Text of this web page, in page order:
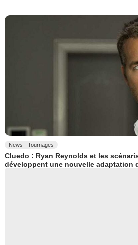
News - Tournages
Cluedo : Ryan Reynolds et les
développent une nouvelle adaptation